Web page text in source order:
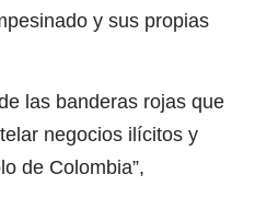
y sus propias
las banderas rojas que
negocios ilícitos y
de Colombia”,